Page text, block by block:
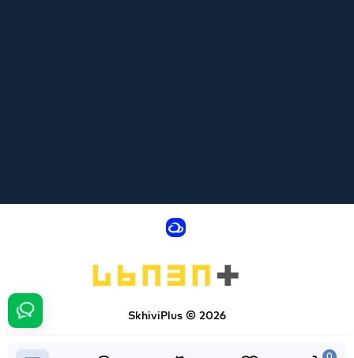
SkhiviPlus © 2026